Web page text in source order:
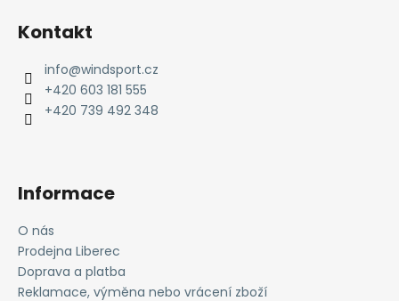
Kontakt
info@windsport.cz
+420 603 181 555
+420 739 492 348
Informace
O nás
Prodejna Liberec
Doprava a platba
Reklamace, výměna nebo vrácení zboží